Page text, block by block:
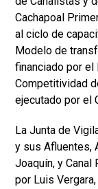
Cachapoal
al ciclo de
Modelo de
financiado por el
Competitividad
ejecutado por el
La Junta de
y sus Afluentes,
Joaquín, y Canal
por Luis